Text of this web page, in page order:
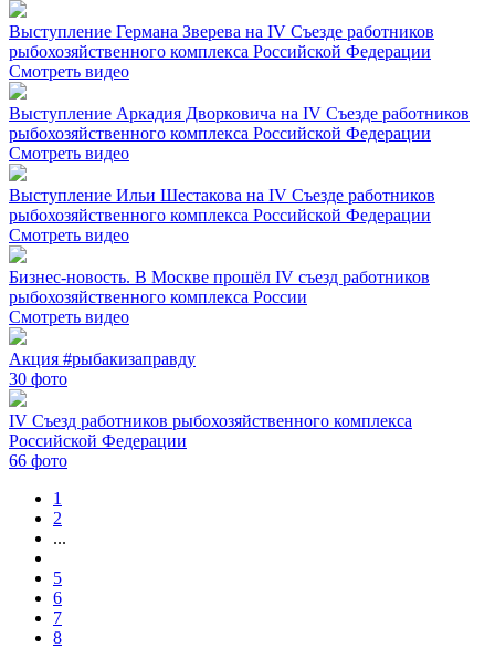
Выступление Германа Зверева на IV Съезде работников
рыбохозяйственного комплекса Российской Федерации
Смотреть видео
Выступление Аркадия Дворковича на IV Съезде работников
рыбохозяйственного комплекса Российской Федерации
Смотреть видео
Выступление Ильи Шестакова на IV Съезде работников
рыбохозяйственного комплекса Российской Федерации
Смотреть видео
Бизнес-новость. В Москве прошёл IV съезд работников
рыбохозяйственного комплекса России
Смотреть видео
Акция #рыбакизаправду
30 фото
IV Съезд работников рыбохозяйственного комплекса
Российской Федерации
66 фото
1
2
...
5
6
7
8